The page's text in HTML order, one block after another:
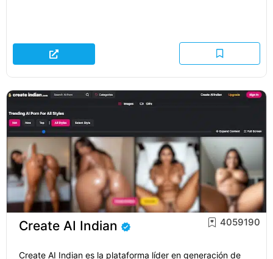
Create AI Indian 4059190
Create AI Indian es la plataforma líder en generación de